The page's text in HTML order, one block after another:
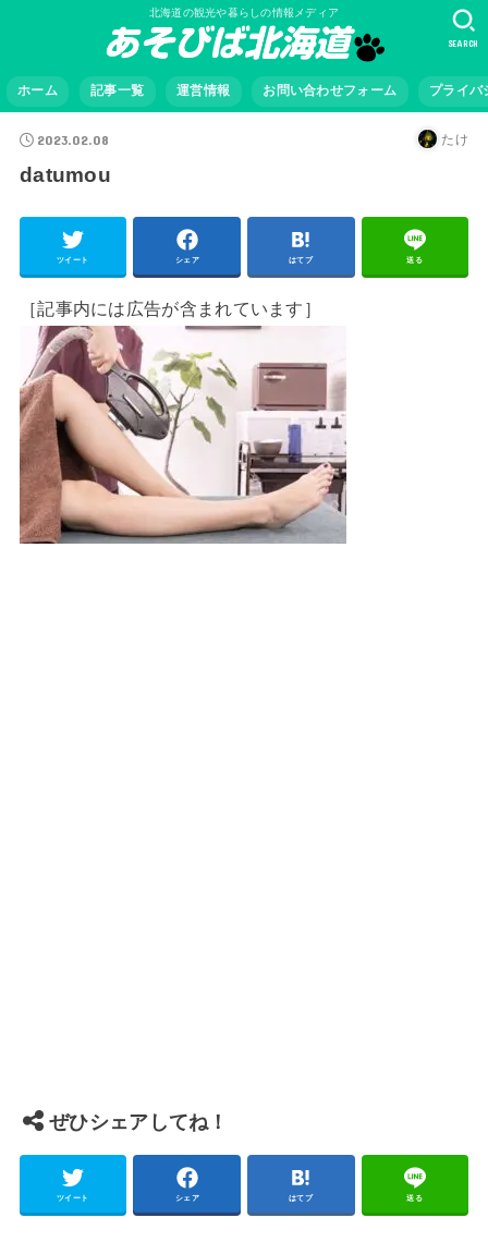
北海道の観光や暮らしの情報メディア
ホーム 記事一覧 運営情報 お問い合わせフォーム プライバ
SEARCH
2023.02.08 たけ
datumou
ツイート シェア はてブ 送る
［記事内には広告が含まれています］
ぜひシェアしてね！
ツイート シェア はてブ 送る